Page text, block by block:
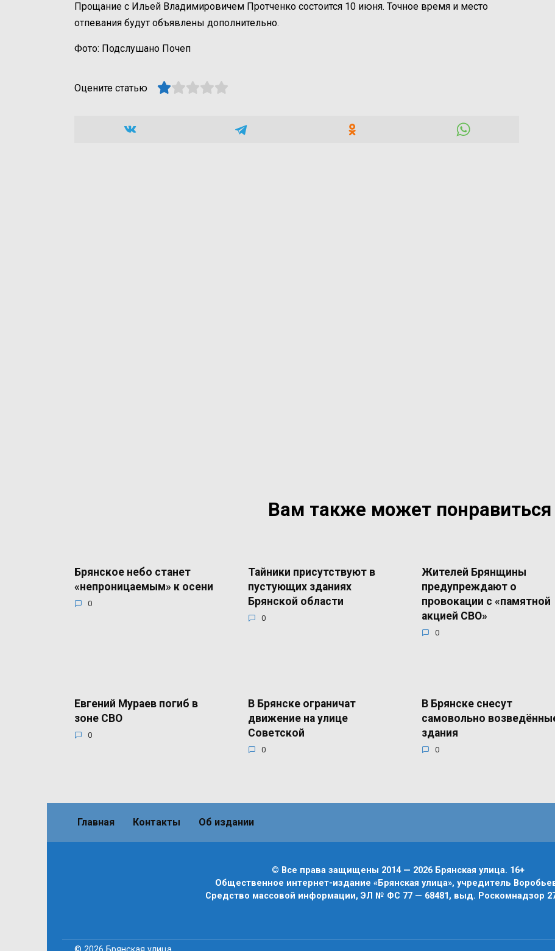
Прощание с Ильей Владимировичем Протченко состоится 10 июня. Точное время и место
отпевания будут объявлены дополнительно.
Фото: Подслушано Почеп
Оцените статью
Вам также может понравиться
Брянское небо станет
«непроницаемым» к осени
0
Тайники присутствуют в
пустующих зданиях
Брянской области
0
Жителей Брянщины
предупреждают о
провокации с «памятной
акцией СВО»
0
Евгений Мураев погиб в
зоне СВО
0
В Брянске ограничат
движение на улице
Советской
0
В Брянске снесут
самовольно
здания
0
Главная Контакты Об издании
© Все права защищены 2014 — 2026 Брянская улица. 16+
Общественное интернет-издание «Брянская улица», учредитель
Средство массовой информации, ЭЛ № ФС 77 — 68481, выд. Роскомнадзор